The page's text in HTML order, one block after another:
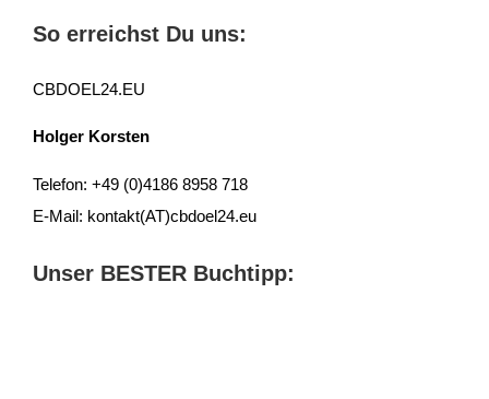
So erreichst Du uns:
CBDOEL24.EU
Holger Korsten
Telefon: +49 (0)4186 8958 718
E-Mail: kontakt(AT)cbdoel24.eu
Unser BESTER Buchtipp: